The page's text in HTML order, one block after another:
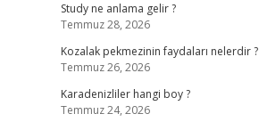
Study ne anlama gelir ?
Temmuz 28, 2026
Kozalak pekmezinin faydaları nelerdir ?
Temmuz 26, 2026
Karadenizliler hangi boy ?
Temmuz 24, 2026